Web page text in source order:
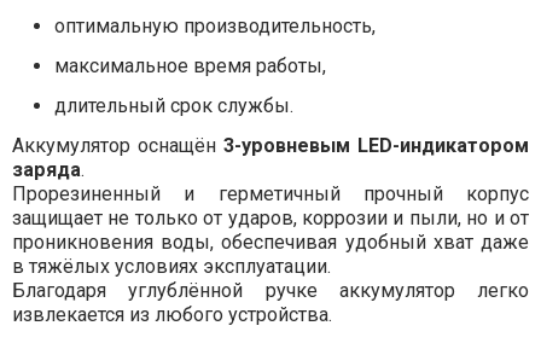
оптимальную производительность,
максимальное время работы,
длительный срок службы.
Аккумулятор оснащён3-уровневым LED-индикатором
заряда.
Прорезиненный и герметичный прочный корпус
защищает не только от ударов, коррозии и пыли, но и от
проникновения воды, обеспечивая удобный хват даже
в тяжёлых условиях эксплуатации.
Благодаря углублённой ручке аккумулятор легко
извлекается из любого устройства.